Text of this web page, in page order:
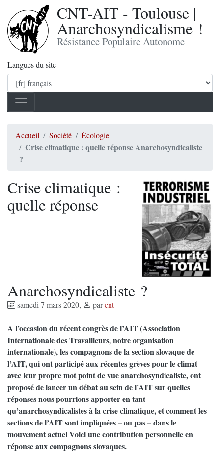
CNT-AIT - Toulouse |
Anarchosyndicalisme !
Résistance Populaire Autonome
Langues du site
Accueil Société Écologie
Crise climatique : quelle réponse Anarchosyndicaliste
?
Crise climatique :
quelle réponse
Anarchosyndicaliste ?
samedi 7 mars 2020, parcnt
A l’occasion du récent congrès de l’AIT (Association
Internationale des Travailleurs, notre organisation
internationale), les compagnons de la section slovaque de
l’AIT, qui ont participé aux récentes grèves pour le climat
avec leur propre mot point de vue anarchosyndicaliste, ont
proposé de lancer un débat au sein de l’AIT sur quelles
réponses nous pourrions apporter en tant
qu’anarchosyndicalistes à la crise climatique, et comment les
sections de l’AIT sont impliquées – ou pas – dans le
mouvement actuel Voici une contribution personnelle en
réponse aux compagnons slovaques.